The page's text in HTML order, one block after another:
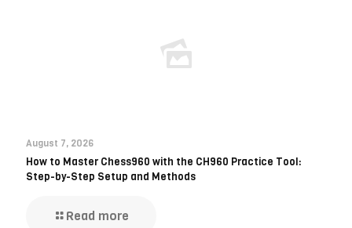
August 7, 2026
How to Master Chess960 with the CH960 Practice Tool:
Step-by-Step Setup and Methods
Read more